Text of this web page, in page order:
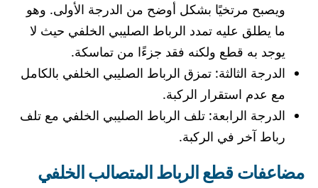
ويصبح مرتخيًا بشكل أوضح من الدرجة الأولى. وهو
ما يطلق عليه تمدد الرباط الصليبي الخلفي حيث لا
يوجد به قطع ولكنه فقد جزءًا من تماسكة.
الدرجة الثالثة: تمزق الرباط الصليبي الخلفي بالكامل
مع عدم استقرار الركبة.
الدرجة الرابعة: تلف الرباط الصليبي الخلفي مع تلف
رباط آخر في الركبة.
مضاعفات قطع الرباط المتصالب الخلفي